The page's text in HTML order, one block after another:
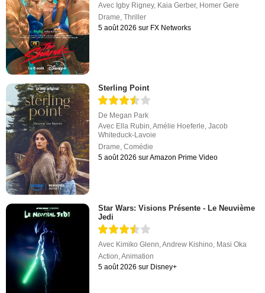
Avec Igby Rigney, Kaia Gerber, Homer Gere
Drame,Thriller
5 août 2026 sur FX Networks
Sterling Point
De Megan Park
Avec Ella Rubin ,Amélie Hoeferle ,Jacob
Whiteduck-Lavoie
Drame ,Comédie
5 août 2026 sur Amazon Prime Video
Star Wars: Visions Présente - Le Neuvième
Jedi
Avec Kimiko Glenn,Andrew Kishino, Masi Oka
Action,Animation
5 août 2026 sur Disney+